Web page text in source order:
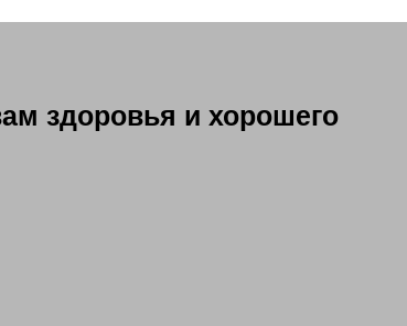
здоровья и хорошего